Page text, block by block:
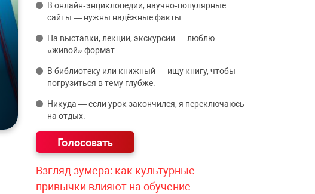
В онлайн‑энциклопедии, научно‑популярные
сайты — нужны надёжные факты.
На выставки, лекции, экскурсии — люблю
«живой» формат.
В библиотеку или книжный — ищу книгу, чтобы
погрузиться в тему глубже.
Никуда — если урок закончился, я переключаюсь
на отдых.
Взгляд зумера: как культурные
привычки влияют на обучение